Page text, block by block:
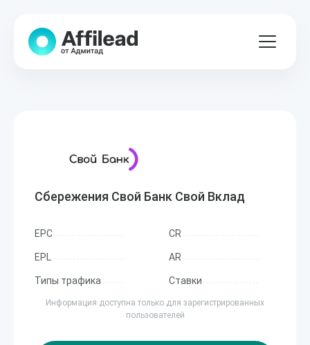
Сбережения Свой Банк Свой Вклад
EPC CR
EPL AR
Типы трафика Ставки
Информация доступна только для зарегистрированных
пользователей